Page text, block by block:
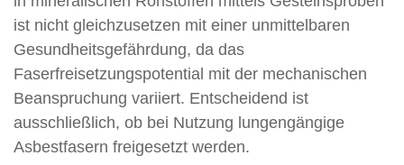
ist nicht gleichzusetzen mit einer unmittelbaren
Gesundheitsgefährdung, da das
Faserfreisetzungspotential mit der mechanischen
Beanspruchung variiert. Entscheidend ist
ausschließlich, ob bei Nutzung lungengängige
Asbestfasern freigesetzt werden.